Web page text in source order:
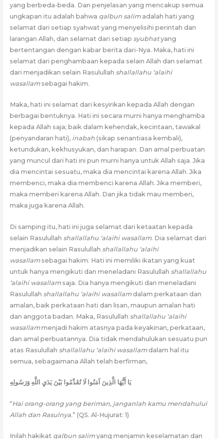
yang berbeda-beda. Dan penjelasan yang mencakup semua
ungkapan itu adalah bahwa qalbun salimadalah hati yang
selamat dari setiap syahwat yang menyelisihi perintah dan
larangan Allah, dan selamat dari setiap syubhatyang
bertentangan dengan kabar berita dari-Nya. Maka, hati ini
selamat dari penghambaan kepada selain Allah dan selamat
dari menjadikan selain Rasulullah shallallahu ‘alaihi
wasallamsebagai hakim.
Maka, hati ini selamat dari kesyirikan kepada Allah dengan
berbagai bentuknya. Hati ini secara murni hanya menghamba
kepada Allah saja; baik dalam kehendak, kecintaan, tawakal
(penyandaran hati), inabah(sikap senantiasa kembali),
ketundukan, kekhusyukan, dan harapan. Dan amal perbuatan
yang muncul dari hati ini pun murni hanya untuk Allah saja. Jika
dia mencintai sesuatu, maka dia mencintai karena Allah. Jika
membenci, maka dia membenci karena Allah. Jika memberi,
maka memberi karena Allah. Dan jika tidak mau memberi,
maka juga karena Allah.
Di samping itu, hati ini juga selamat dari ketaatan kepada
selain Rasulullah shallallahu ‘alaihi wasallam. Dia selamat dari
menjadikan selain Rasulullah shallallahu ‘alaihi
wasallamsebagai hakim. Hati ini memiliki ikatan yang kuat
untuk hanya mengikuti dan meneladani Rasulullah shallallahu
‘alaihi wasallamsaja. Dia hanya mengikuti dan meneladani
Rasulullah shallallahu ‘alaihi wasallamdalam perkataan dan
amalan, baik perkataan hati dan lisan, maupun amalan hati
dan anggota badan. Maka, Rasulullah shallallahu ‘alaihi
wasallammenjadi hakim atasnya pada keyakinan, perkataan,
dan amal perbuatannya. Dia tidak mendahulukan sesuatu pun
atas Rasulullah shallallahu ‘alaihi wasallamdalam hal itu
semua, sebagaimana Allah telah berfirman,
يَا أَيُّهَا الَّذِينَ آمَنُوا لَا تُقَدِّمُوا بَيْنَ يَدَيِ اللَّهِ وَرَسُولِهِ
“Hai orang-orang yang beriman, janganlah kamu mendahului
Allah dan Rasulnya.” (QS. Al-Hujurat: 1)
Inilah hakikat qalbun salimyang menjamin keselamatan dan